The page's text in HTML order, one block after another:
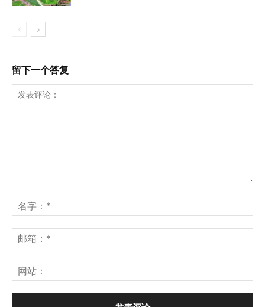
留下一个答复